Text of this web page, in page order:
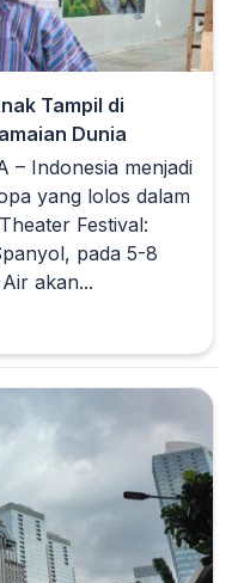
Tampil di
Dunia
– Indonesia menjadi
yang lolos dalam
Festival:
pada 5-8
akan...